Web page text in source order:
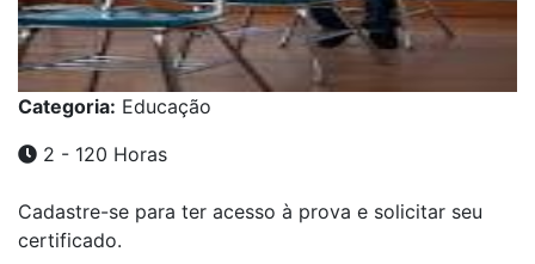
Categoria: Educação
2 - 120 Horas
Cadastre-se para ter acesso à prova e solicitar seu
certificado.